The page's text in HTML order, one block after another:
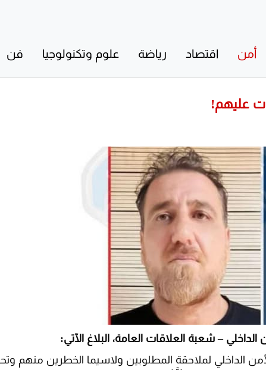
أمن اقتصاد رياضة علوم وتكنولوجيا فن
عليهم!
– شعبة العلاقات العامة، البلاغ الآتي:
الداخلي لملاحقة المطلوبين ولاسيما الخطرين منهم